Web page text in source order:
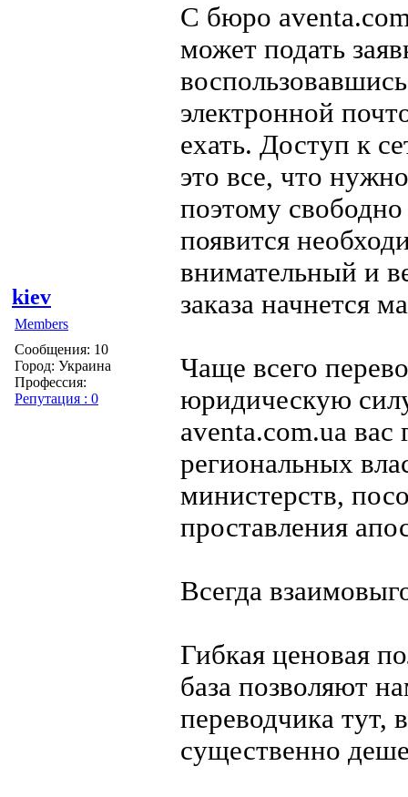
kiev
Members
Сообщения: 10
Город: Украина
Профессия:
Репутация : 0
С бюро
может подать
электронной
ехать. Доступ к
это все, что
поэтому
появится
внимательный и
заказа начнется
Чаще всего
юридическую
aventa.com.ua вас
региональных
министерств,
проставления
Всегда
Гибкая ценовая
база позволяют
переводчика тут,
существенно